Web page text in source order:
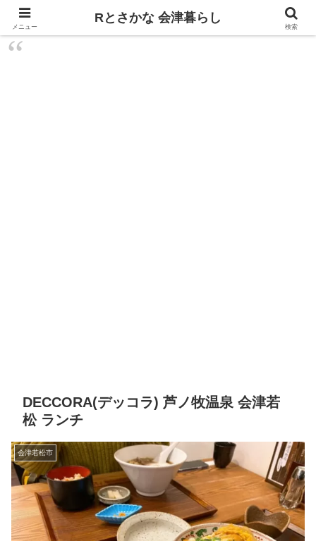
飲食、観光、イベント。食べて遊ぶ
DECCORA(デッコラ) 芦ノ牧温泉 会津若
松 ランチ
会津若松市
メニュー
Rとさかな 会津暮らし
検索